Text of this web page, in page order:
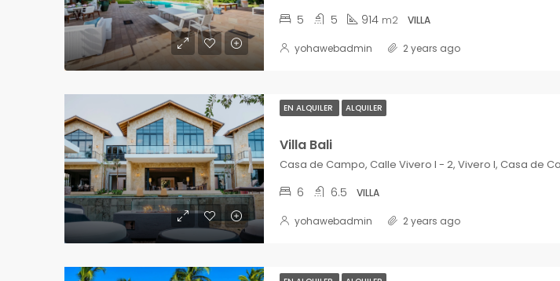
5 5 914 m2 VILLA
yohawebadmin 2 years ago
EN ALQUILER ALQUILER
Villa Bali
6 6.5 VILLA
yohawebadmin 2 years ago